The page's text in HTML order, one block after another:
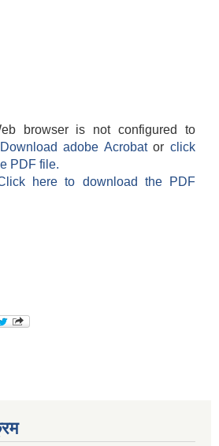
browser is not configured to
Download adobe Acrobatorclick
PDF file.
here to download the PDF